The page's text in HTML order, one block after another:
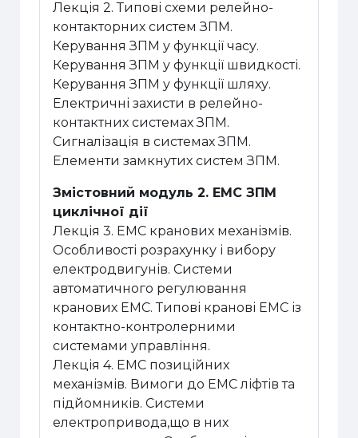
Лекція 2. Типові схеми релейно-
контакторних систем ЗПМ.
Керування ЗПМ у функції часу.
Керування ЗПМ у функції швидкості.
Керування ЗПМ у функції шляху.
Електричні захисти в релейно-
контактних системах ЗПМ.
Сигналізація в системах ЗПМ.
Елементи замкнутих систем ЗПМ.
Змістовний модуль 2. ЕМС ЗПМ
циклічної дії
Лекція 3. ЕМС кранових механізмів.
Особливості розрахунку і вибору
електродвигунів. Системи
автоматичного регулювання
кранових ЕМС. Типові кранові ЕМС із
контактно-контролерними
системами управління.
Лекція 4. ЕМС позиційних
механізмів. Вимоги до ЕМС ліфтів та
підйомників. Системи
електропривода,що в них